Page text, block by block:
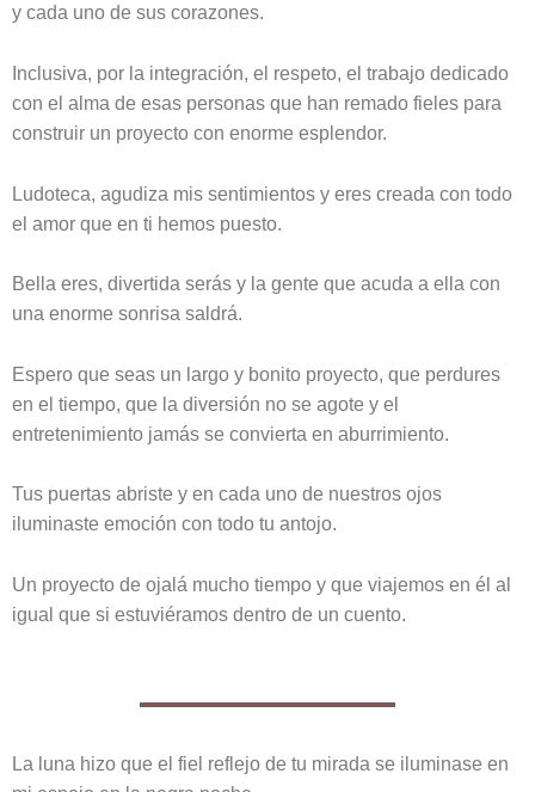
y cada uno de sus corazones.
Inclusiva, por la integración, el respeto, el trabajo dedicado
con el alma de esas personas que han remado fieles para
construir un proyecto con enorme esplendor.
Ludoteca, agudiza mis sentimientos y eres creada con todo
el amor que en ti hemos puesto.
Bella eres, divertida serás y la gente que acuda a ella con
una enorme sonrisa saldrá.
Espero que seas un largo y bonito proyecto, que perdures
en el tiempo, que la diversión no se agote y el
entretenimiento jamás se convierta en aburrimiento.
Tus puertas abriste y en cada uno de nuestros ojos
iluminaste emoción con todo tu antojo.
Un proyecto de ojalá mucho tiempo y que viajemos en él al
igual que si estuviéramos dentro de un cuento.
La luna hizo que el fiel reflejo de tu mirada se iluminase en